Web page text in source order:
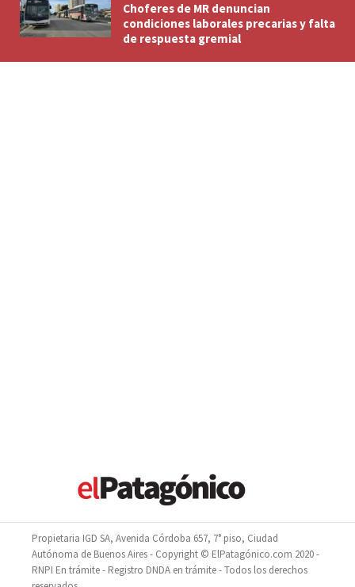
Choferes de MR denuncian
condiciones laborales precarias y falta
de respuesta gremial
Propietaria IGD SA, Avenida Córdoba 657, 7° piso, Ciudad
Autónoma de Buenos Aires - Copyright © ElPatagónico.com 2020 -
RNPI En trámite - Registro DNDA en trámite - Todos los derechos